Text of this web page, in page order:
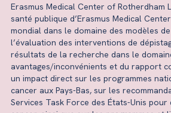
Erasmus Medical Center of Rotherdham
santé publique d’Erasmus Medical
mondial dans le domaine des modèles
l’évaluation des interventions de
résultats de la recherche dans le
avantages/inconvénients et du rapport
un impact direct sur les programmes
cancer aux Pays-Bas, sur les
Services Task Force des États-Unis pour